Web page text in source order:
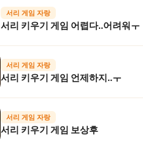
서리 게임 자랑
서리 키우기 게임 어렵다..어려워ㅜ
서리 게임 자랑
서리 키우기 게임 언제하지..ㅜ
서리 게임 자랑
서리 키우기 게임 보상후